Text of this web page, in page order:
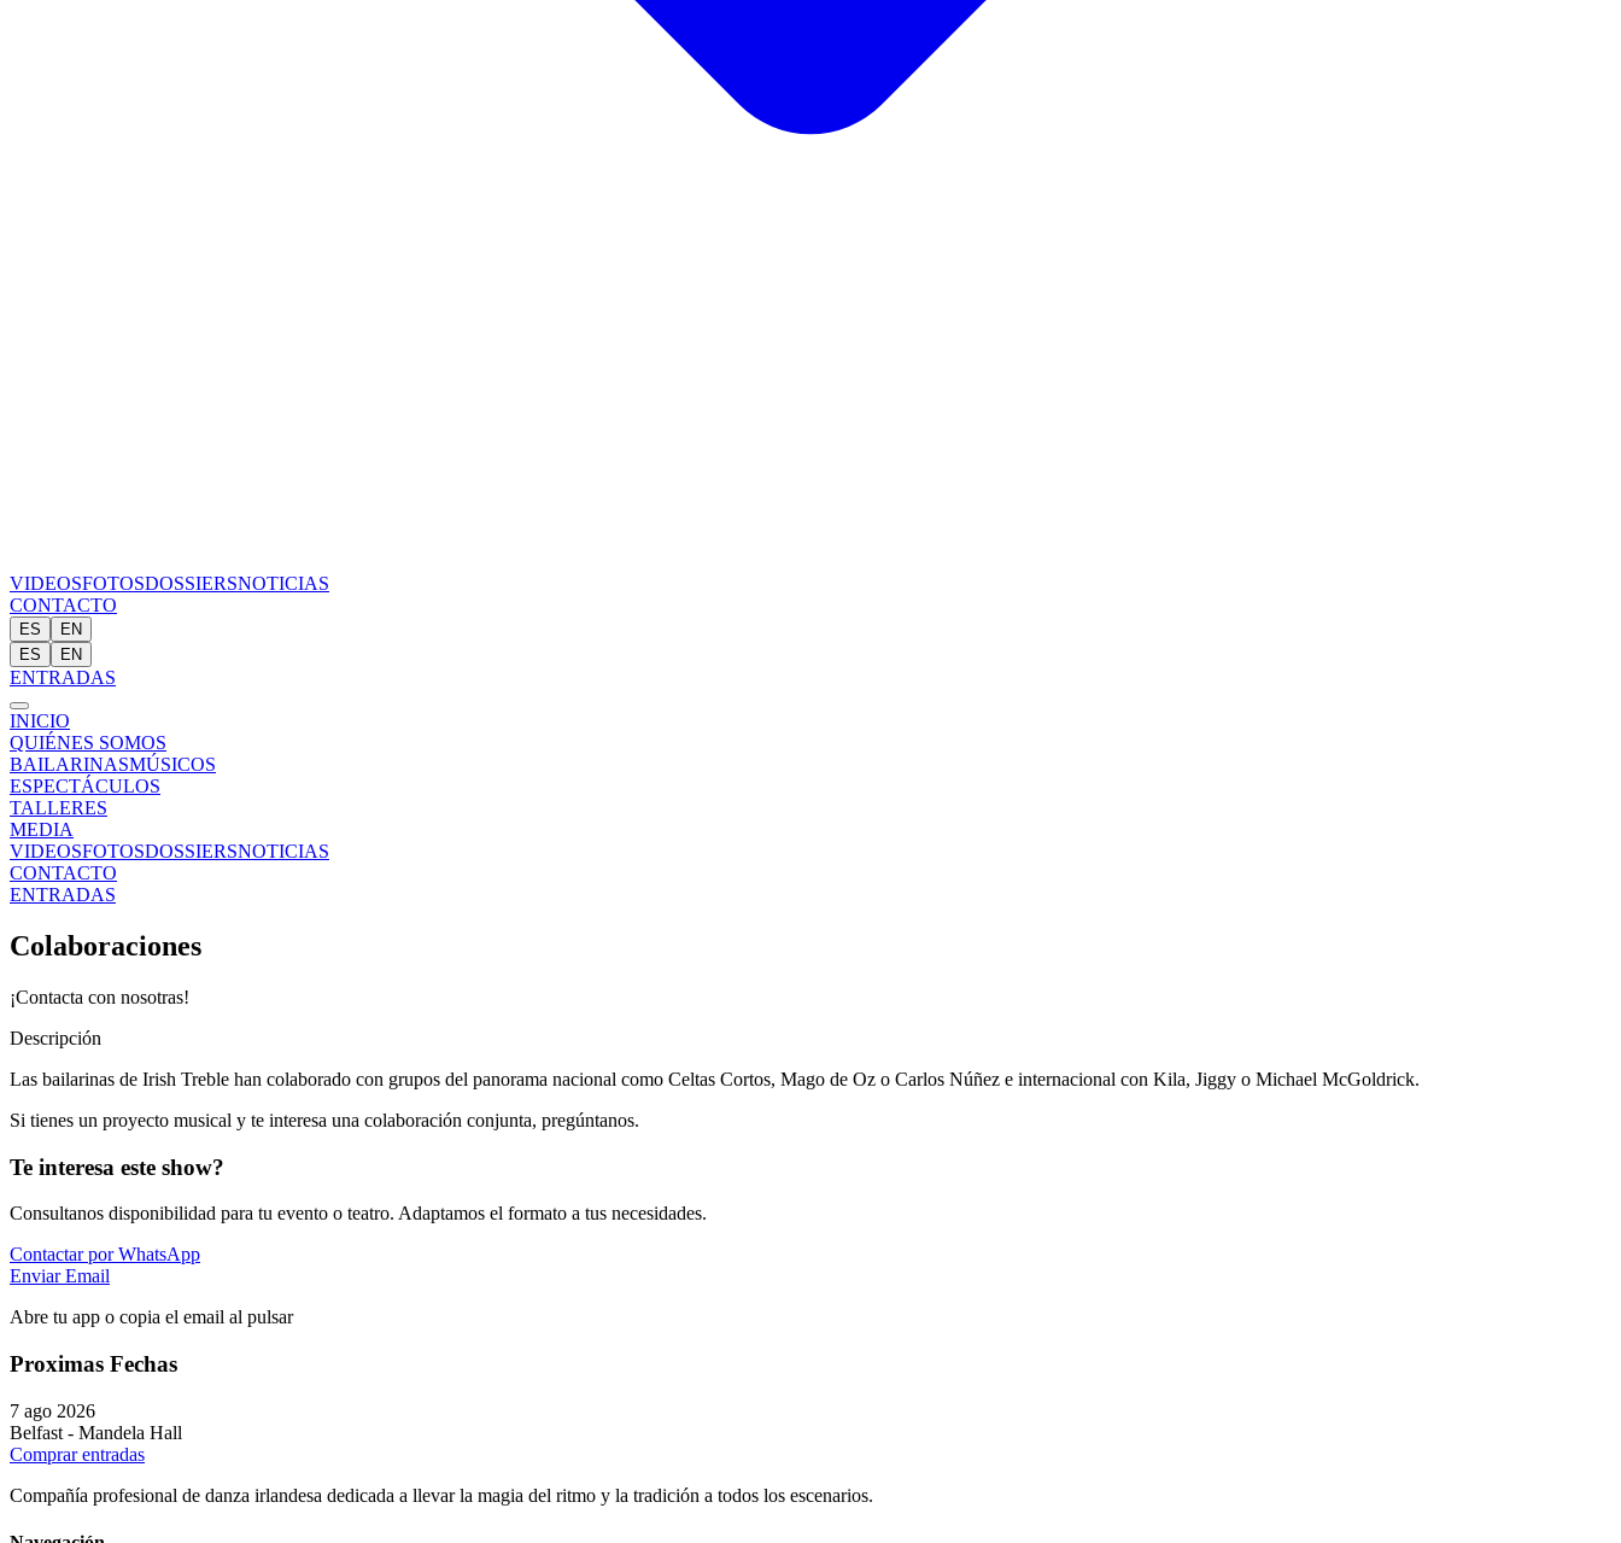
VIDEOSFOTOSDOSSIERSNOTICIAS
CONTACTO
ES
EN
ES
EN
ENTRADAS
INICIO
QUIÉNES SOMOS
BAILARINASMÚSICOS
ESPECTÁCULOS
TALLERES
MEDIA
VIDEOSFOTOSDOSSIERSNOTICIAS
CONTACTO
ENTRADAS
Colaboraciones
¡Contacta con nosotras!
Descripción
Las bailarinas de Irish Treble han colaborado con grupos del panorama nacional como Celtas Cortos, Mago de Oz o Carlos Núñez e internacional con Kila, Jiggy o Michael McGoldrick.
Si tienes un proyecto musical y te interesa una colaboración conjunta, pregúntanos.
Te interesa este show?
Consultanos disponibilidad para tu evento o teatro. Adaptamos el formato a tus necesidades.
Contactar por WhatsApp
Enviar Email
Abre tu app o copia el email al pulsar
Proximas Fechas
7 ago 2026
Belfast - Mandela Hall
Comprar entradas
Compañía profesional de danza irlandesa dedicada a llevar la magia del ritmo y la tradición a todos los escenarios.